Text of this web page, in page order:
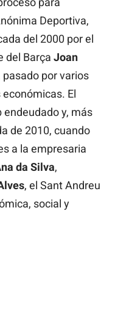
Deportiva,
del 2000 por el
del Barça Joan
pasado por varios
El
endeudado y, más
de 2010, cuando
a la empresaria
da Silva,
, el Sant Andreu
social y